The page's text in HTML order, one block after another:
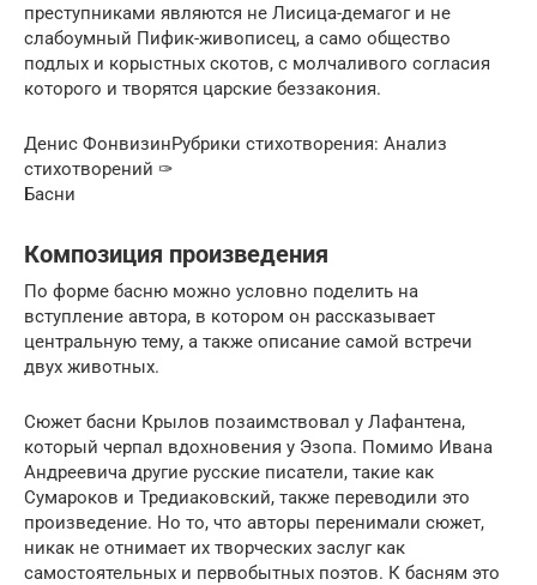
преступниками являются не Лисица-демагог и не
слабоумный Пифик-живописец, а само общество
подлых и корыстных скотов, с молчаливого согласия
которого и творятся царские беззакония.
Денис ФонвизинРубрики стихотворения: Анализ
стихотворений ✑
Басни
Композиция произведения
По форме басню можно условно поделить на
вступление автора, в котором он рассказывает
центральную тему, а также описание самой встречи
двух животных.
Сюжет басни Крылов позаимствовал у Лафантена,
который черпал вдохновения у Эзопа. Помимо Ивана
Андреевича другие русские писатели, такие как
Сумароков и Тредиаковский, также переводили это
произведение. Но то, что авторы перенимали сюжет,
никак не отнимает их творческих заслуг как
самостоятельных и первобытных поэтов. К басням это